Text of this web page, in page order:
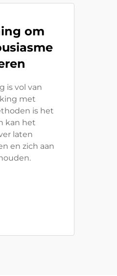
om
is vol van
met
is het
kan het
laten
en zich aan